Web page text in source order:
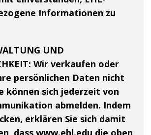
Informationen zu
UND
Wir verkaufen oder
persönlichen Daten nicht
können sich jederzeit von
abmelden. Indem
erklären Sie sich damit
dass www.ehl.edu die oben